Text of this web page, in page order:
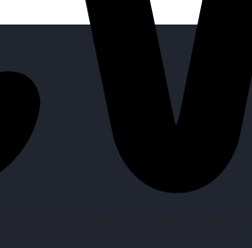
en la búsqueda y encuentro de